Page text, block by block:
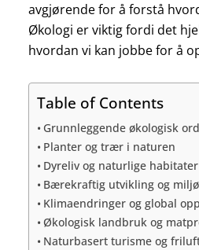
avgjørende for å forstå
Økologi er viktig fordi det
hvordan vi kan jobbe for å
Table of Contents
Grunnleggende økologisk
Planter og trær i naturen
Dyreliv og naturlige habitater
Bærekraftig utvikling og
Klimaendringer og global
Økologisk landbruk og
Naturbasert turisme og